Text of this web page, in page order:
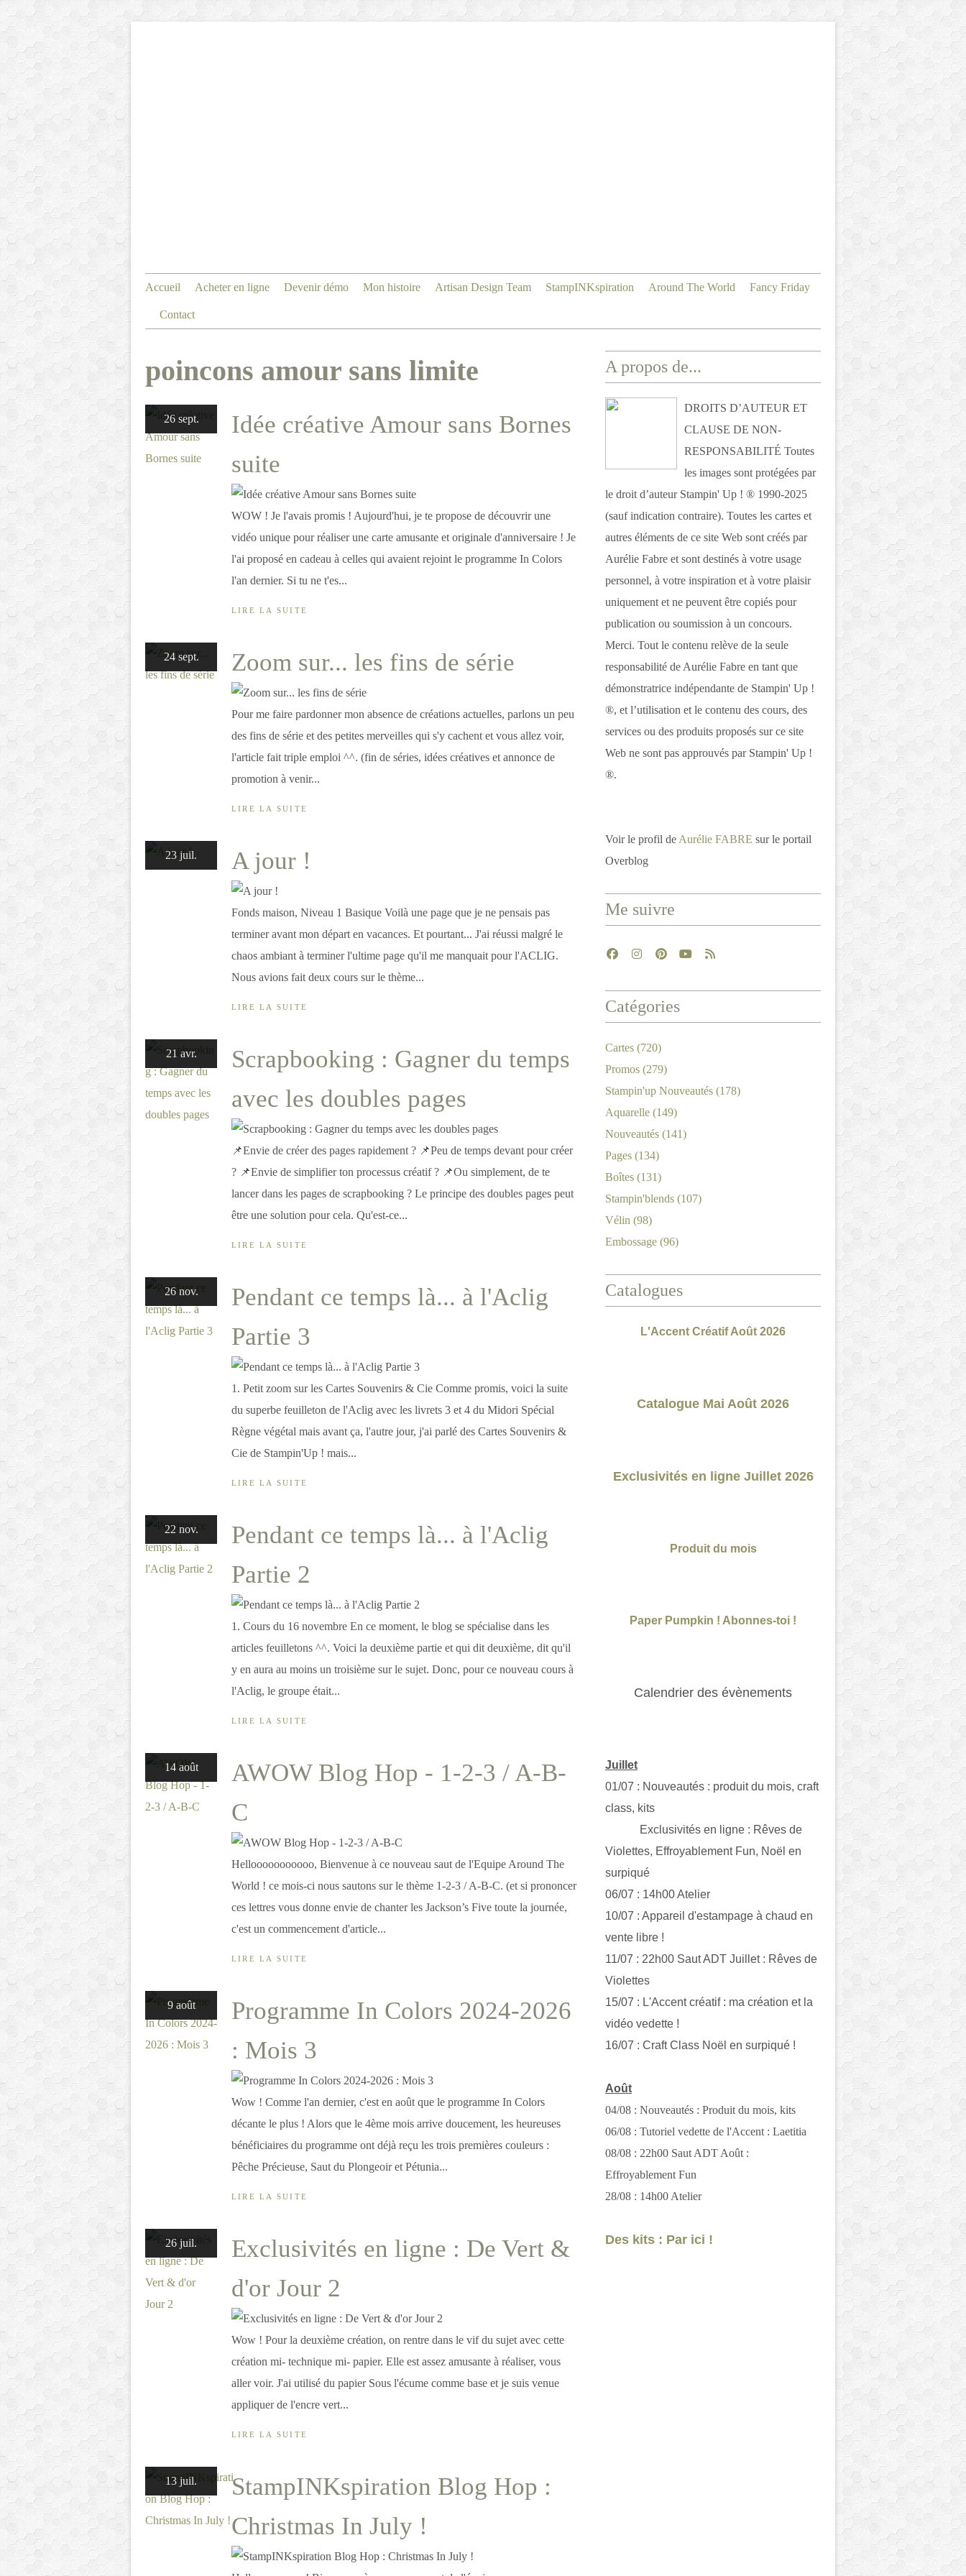
Accueil Acheter en ligne Devenir démo Mon histoire Artisan Design Team StampINKspiration Around The World Fancy Friday
Contact
poincons amour sans limite
26 sept.
Idée créative Amour sans Bornes
suite
WOW ! Je l'avais promis ! Aujourd'hui, je te propose de découvrir une
vidéo unique pour réaliser une carte amusante et originale d'anniversaire ! Je
l'ai proposé en cadeau à celles qui avaient rejoint le programme In Colors
l'an dernier. Si tu ne t'es...
LIRE LA SUITE
24 sept. Zoom sur... les fins de série
Pour me faire pardonner mon absence de créations actuelles, parlons un peu
des fins de série et des petites merveilles qui s'y cachent et vous allez voir,
l'article fait triple emploi ^^. (fin de séries, idées créatives et annonce de
promotion à venir...
LIRE LA SUITE
23 juil. A jour !
Fonds maison, Niveau 1 Basique Voilà une page que je ne pensais pas
terminer avant mon départ en vacances. Et pourtant... J'ai réussi malgré le
chaos ambiant à terminer l'ultime page qu'il me manquait pour l'ACLIG.
Nous avions fait deux cours sur le thème...
LIRE LA SUITE
21 avr.
Scrapbooking : Gagner du temps
avec les doubles pages
📌Envie de créer des pages rapidement ? 📌Peu de temps devant pour créer
? 📌Envie de simplifier ton processus créatif ? 📌Ou simplement, de te
lancer dans les pages de scrapbooking ? Le principe des doubles pages peut
être une solution pour cela. Qu'est-ce...
LIRE LA SUITE
26 nov.
Pendant ce temps là... à l'Aclig
Partie 3
1. Petit zoom sur les Cartes Souvenirs & Cie Comme promis, voici la suite
du superbe feuilleton de l'Aclig avec les livrets 3 et 4 du Midori Spécial
Règne végétal mais avant ça, l'autre jour, j'ai parlé des Cartes Souvenirs &
Cie de Stampin'Up ! mais...
LIRE LA SUITE
22 nov.
Pendant ce temps là... à l'Aclig
Partie 2
1. Cours du 16 novembre En ce moment, le blog se spécialise dans les
articles feuilletons ^^. Voici la deuxième partie et qui dit deuxième, dit qu'il
y en aura au moins un troisième sur le sujet. Donc, pour ce nouveau cours à
l'Aclig, le groupe était...
LIRE LA SUITE
14 août
AWOW Blog Hop - 1-2-3 / A-B-
C
Hellooooooooooo, Bienvenue à ce nouveau saut de l'Equipe Around The
World ! ce mois-ci nous sautons sur le thème 1-2-3 / A-B-C. (et si prononcer
ces lettres vous donne envie de chanter les Jackson’s Five toute la journée,
c'est un commencement d'article...
LIRE LA SUITE
9 août
Programme In Colors 2024-2026
: Mois 3
Wow ! Comme l'an dernier, c'est en août que le programme In Colors
décante le plus ! Alors que le 4ème mois arrive doucement, les heureuses
bénéficiaires du programme ont déjà reçu les trois premières couleurs :
Pêche Précieuse, Saut du Plongeoir et Pétunia...
LIRE LA SUITE
26 juil.
Exclusivités en ligne : De Vert &
d'or Jour 2
Wow ! Pour la deuxième création, on rentre dans le vif du sujet avec cette
création mi- technique mi- papier. Elle est assez amusante à réaliser, vous
aller voir. J'ai utilisé du papier Sous l'écume comme base et je suis venue
appliquer de l'encre vert...
LIRE LA SUITE
13 juil.
StampINKspiration Blog Hop :
Christmas In July !
A propos de...
DROITS D’AUTEUR ET
CLAUSE DE NON-
RESPONSABILITÉ Toutes
les images sont protégées par
le droit d’auteur Stampin' Up ! ® 1990-2025
(sauf indication contraire). Toutes les cartes et
autres éléments de ce site Web sont créés par
Aurélie Fabre et sont destinés à votre usage
personnel, à votre inspiration et à votre plaisir
uniquement et ne peuvent être copiés pour
publication ou soumission à un concours.
Merci. Tout le contenu relève de la seule
responsabilité de Aurélie Fabre en tant que
démonstratrice indépendante de Stampin' Up !
®, et l’utilisation et le contenu des cours, des
services ou des produits proposés sur ce site
Web ne sont pas approuvés par Stampin' Up !
®.
Voir le profil de Aurélie FABRE sur le portail
Overblog
Me suivre
Catégories
Cartes (720)
Promos (279)
Stampin'up Nouveautés (178)
Aquarelle (149)
Nouveautés (141)
Pages (134)
Boîtes (131)
Stampin'blends (107)
Vélin (98)
Embossage (96)
Catalogues
L'Accent Créatif Août 2026
Catalogue Mai Août 2026
Exclusivités en ligne Juillet 2026
Produit du mois
Paper Pumpkin ! Abonnes-toi !
Calendrier des évènements
Juillet
01/07 : Nouveautés : produit du mois, craft
class, kits
Exclusivités en ligne : Rêves de
Violettes, Effroyablement Fun, Noël en
surpiqué
06/07 : 14h00 Atelier
10/07 : Appareil d'estampage à chaud en
vente libre !
11/07 : 22h00 Saut ADT Juillet : Rêves de
Violettes
15/07 : L'Accent créatif : ma création et la
vidéo vedette !
16/07 : Craft Class Noël en surpiqué !
Août
04/08 : Nouveautés : Produit du mois, kits
06/08 : Tutoriel vedette de l'Accent : Laetitia
08/08 : 22h00 Saut ADT Août :
Effroyablement Fun
28/08 : 14h00 Atelier
Des kits : Par ici !